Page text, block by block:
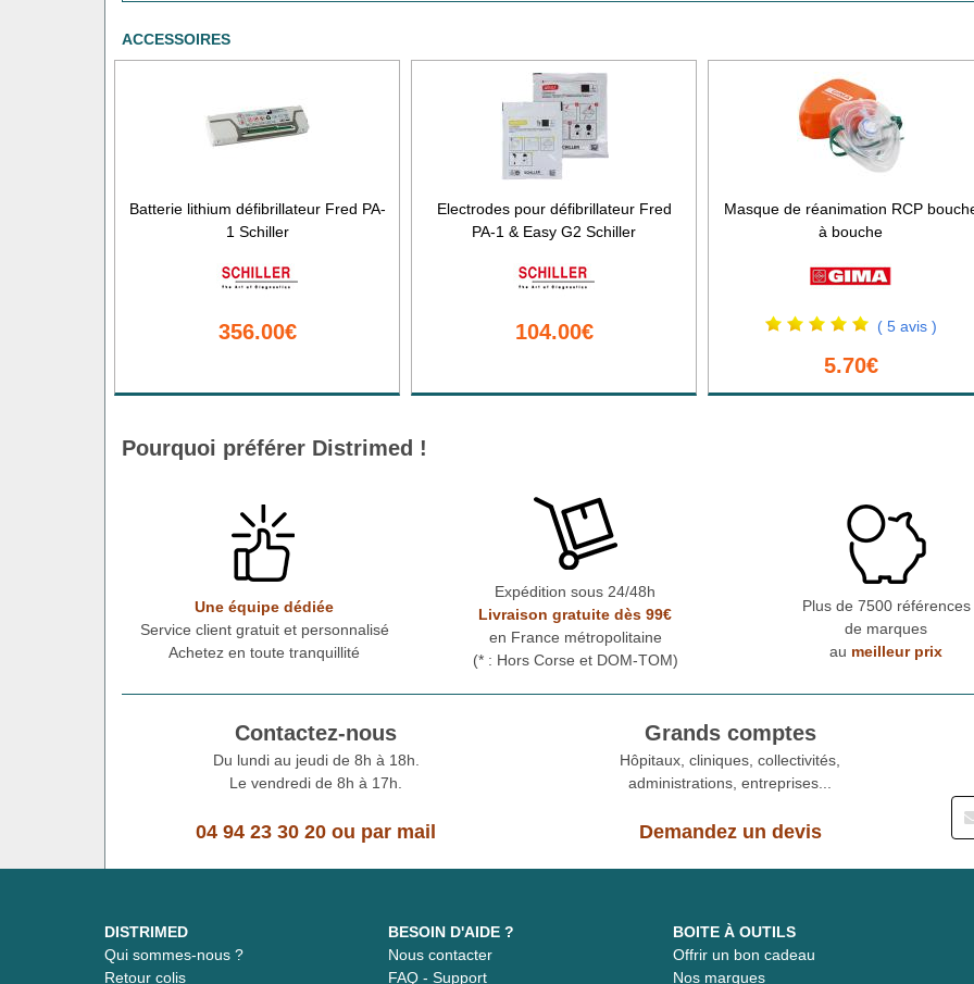
ACCESSOIRES
Batterie lithium défibrillateur Fred PA-
1 Schiller
356.00€
Electrodes pour défibrillateur Fred
PA-1 & Easy G2 Schiller
104.00€
Masque de réanimation RCP
à bouche
( 5 avis )
5.70€
Pourquoi préférer Distrimed !
Une équipe dédiée
Service client gratuit et personnalisé
Achetez en toute tranquillité
Expédition sous 24/48h
Livraison gratuite dès 99€
en France métropolitaine
(* : Hors Corse et DOM-TOM)
Plus de 7500 références
de marques
au meilleur prix
Contactez-nous
Du lundi au jeudi de 8h à 18h.
Le vendredi de 8h à 17h.
04 94 23 30 20 ou par mail
Grands comptes
Hôpitaux, cliniques, collectivités,
administrations, entreprises...
Demandez un devis
DISTRIMED
Qui sommes-nous ?
Retour colis
BESOIN D'AIDE ?
Nous contacter
FAQ - Support
BOITE À OUTILS
Offrir un bon cadeau
Nos marques